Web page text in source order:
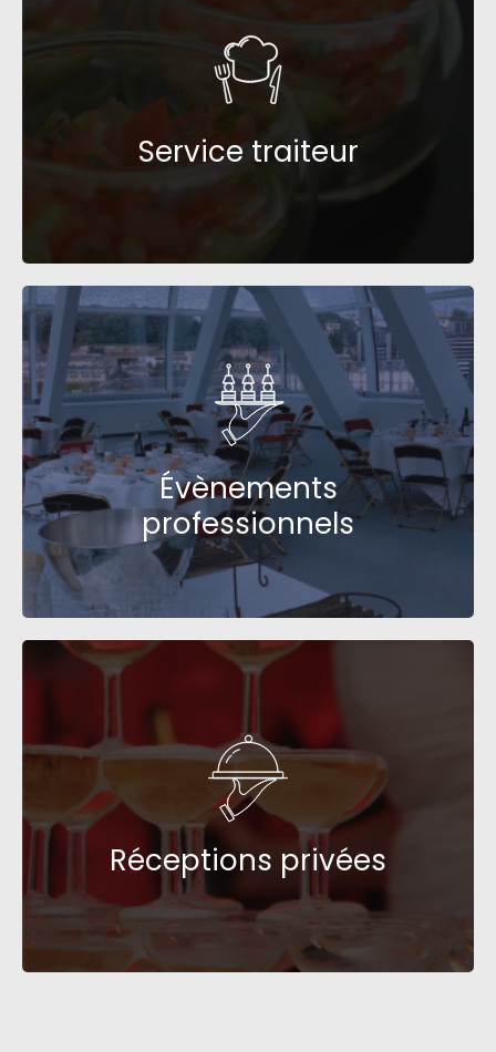
Service traiteur
Service traiteur
Go !
Évènements
professionnels
Évènements
professionnels
Go !
Réceptions privées
Réceptions privées
Go !